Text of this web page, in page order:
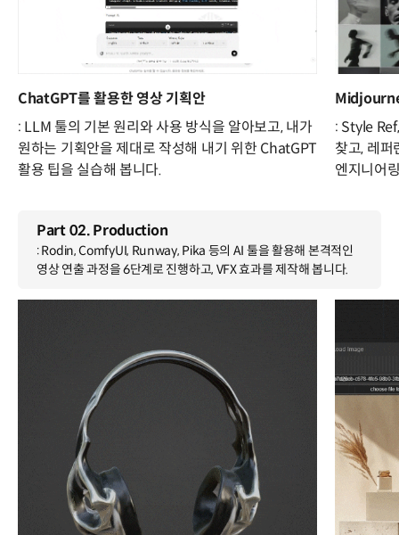
ChatGPT를 활용한 영상 기획안
: LLM 툴의 기본 원리와 사용 방식을 알아보고, 내가
원하는 기획안을 제대로 작성해 내기 위한 ChatGPT
활용 팁을 실습해 봅니다.
: Style
찾고, 레퍼
엔지니어
Part 02. Production
: Rodin, ComfyUI, Runway, Pika 등의 AI 툴을 활용해 본격적인
영상 연출 과정을 6단계로 진행하고, VFX 효과를 제작해 봅니다.